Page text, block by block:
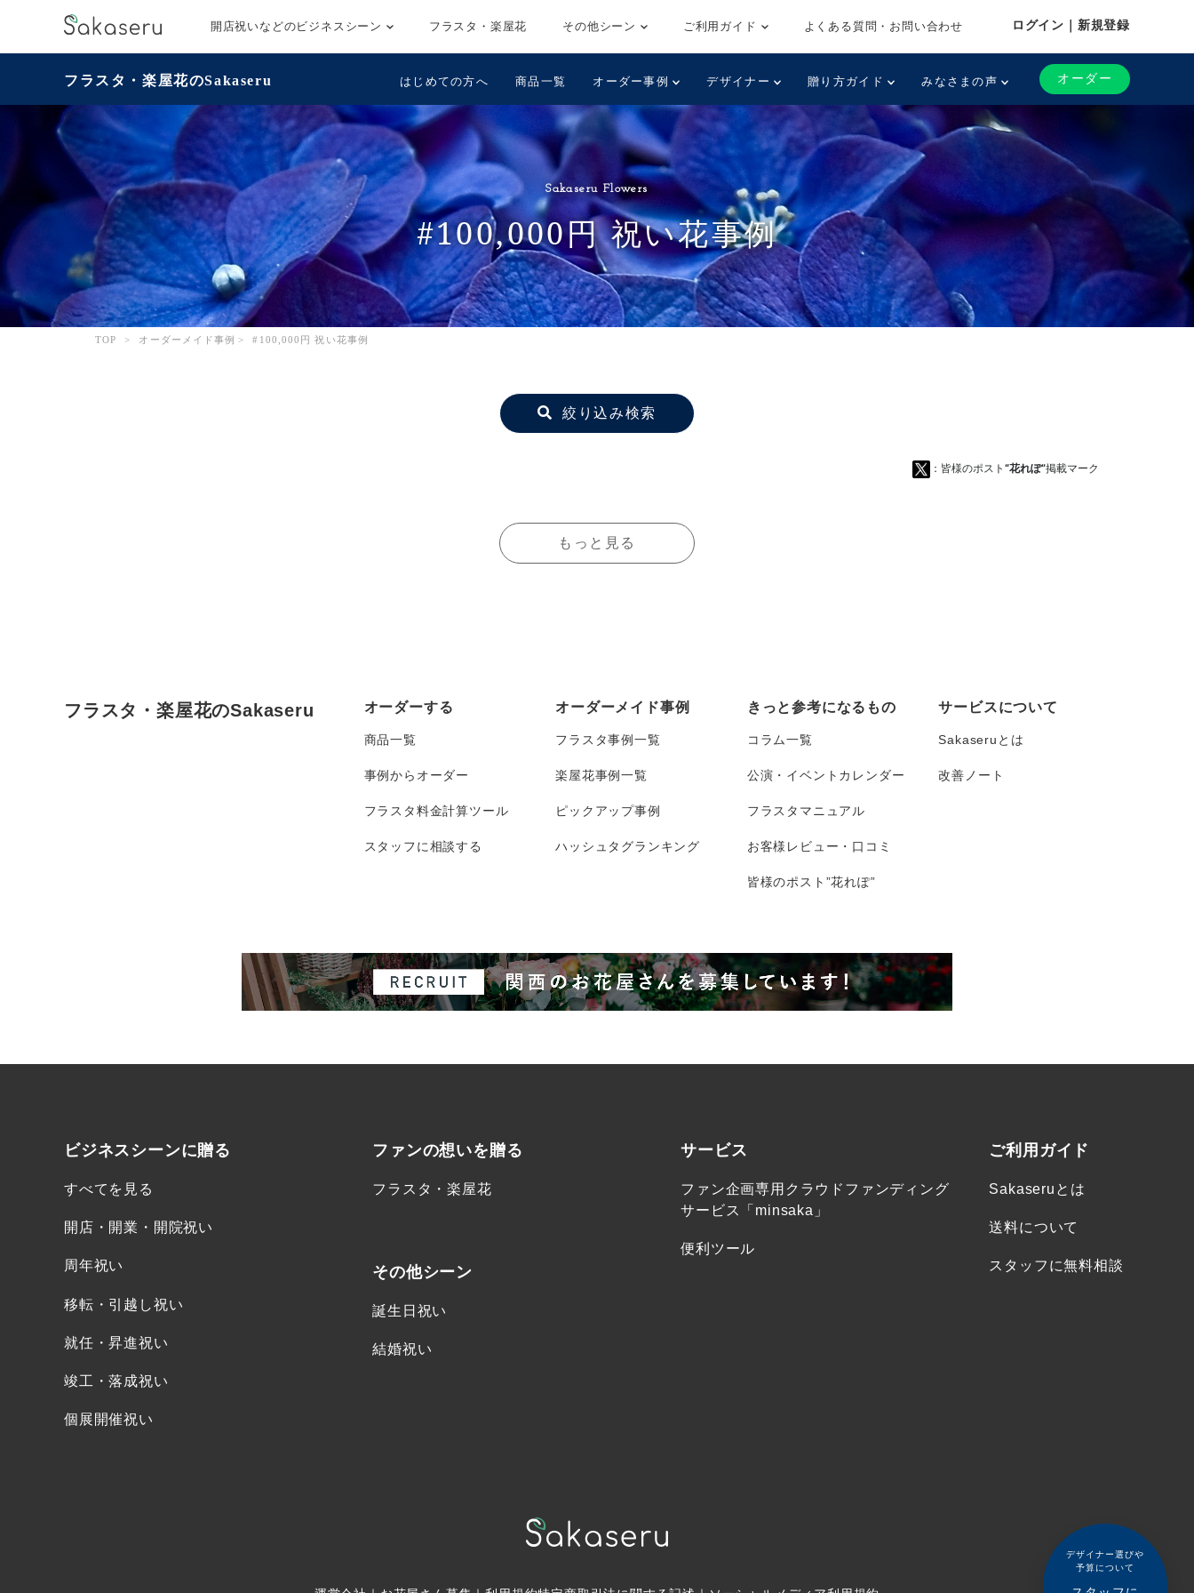
開店祝いなどのビジネスシーン フラスタ・楽屋花 その他シーン ご利用ガイド よくある質問・お問い合わせ ログイン｜新規登録
フラスタ・楽屋花のSakaseru はじめての方へ 商品一覧 オーダー事例 デザイナー 贈り方ガイド みなさまの声 オーダー
デザイナー選びや
予算について
Sakaseru Flowers
#100,000円 祝い花事例
TOP > オーダーメイド事例 > #100,000円 祝い花事例
絞り込み検索
：皆様のポスト “花れぽ”掲載マーク
もっと見る
フラスタ・楽屋花のSakaseru オーダーする
商品一覧
事例からオーダー
フラスタ料金計算ツール
スタッフに相談する
オーダーメイド事例
フラスタ事例一覧
楽屋花事例一覧
ピックアップ事例
ハッシュタグランキング
きっと参考になるもの
コラム一覧
公演・イベントカレンダー
フラスタマニュアル
お客様レビュー・口コミ
皆様のポスト”花れぽ”
サービスについて
Sakaseruとは
改善ノート
ビジネスシーンに贈る
すべてを見る
開店・開業・開院祝い
周年祝い
移転・引越し祝い
就任・昇進祝い
竣工・落成祝い
個展開催祝い
ファンの想いを贈る
フラスタ・楽屋花
その他シーン
誕生日祝い
結婚祝い
サービス
ファン企画専用クラウドファンディング
サービス「minsaka」
便利ツール
ご利用ガイド
Sakaseruとは
送料について
スタッフに無料相談